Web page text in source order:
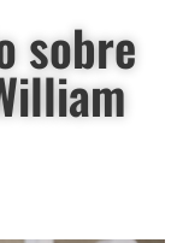
sobre